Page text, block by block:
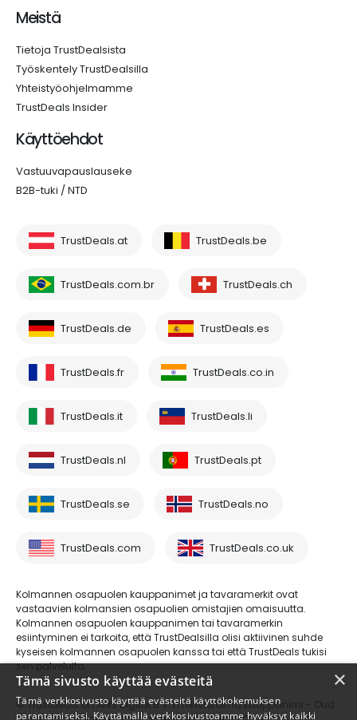
Meistä
Tietoja TrustDealsista
Työskentely TrustDealsilla
Yhteistyöohjelmamme
TrustDeals Insider
Käyttöehdot
Vastuuvapauslauseke
B2B-tuki / NTD
TrustDeals.at TrustDeals.be
TrustDeals.com.br TrustDeals.ch
TrustDeals.de TrustDeals.es
TrustDeals.fr TrustDeals.co.in
TrustDeals.it TrustDeals.li
TrustDeals.nl TrustDeals.pt
TrustDeals.se TrustDeals.no
TrustDeals.com TrustDeals.co.uk
Kolmannen osapuolen kauppanimet ja tavaramerkit ovat
vastaavien kolmansien osapuolien omistajien omaisuutta.
Kolmannen osapuolen kauppanimen tai tavaramerkin
esiintyminen ei tarkoita, että TrustDealsilla olisi aktiivinen suhde
kyseisen kolmannen osapuolen kanssa tai että TrustDeals tukisi
sen palveluita.
© Trustdeals on AMS Digital B.V.:n rekisteröimä kauppanimi - Oud
×
Tämä sivusto käyttää evästeitä
Tämä verkkosivusto käyttää evästeitä käyttökokemuksen
parantamiseksi. Käyttämällä verkkosivustoamme hyväksyt kaikki